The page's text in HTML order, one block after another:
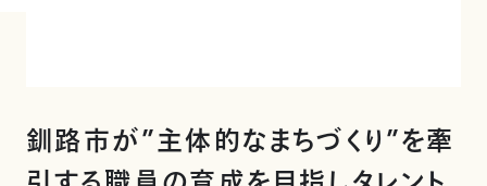
釧路市が”主体的なまちづくり”を牽